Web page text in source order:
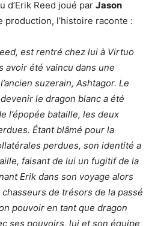
d’Erik Reed joué par Jason
production, l’histoire raconte :
est rentré chez lui à Virtuo
avoir été vaincu dans une
suzerain, Ashtagor. Le
le dragon blanc a été
l’épopée bataille, les deux
Étant blâmé pour la
perdues, son identité a
faisant de lui un fugitif de la
Erik dans son voyage alors
de trésors de la passé
pouvoir en tant que dragon
ses pouvoirs, lui et son équipe